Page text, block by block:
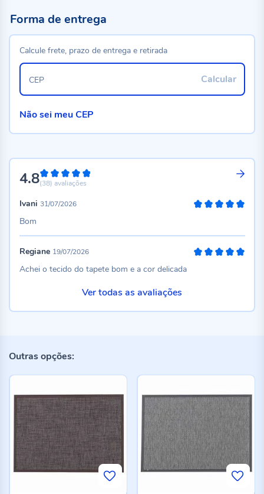
4.896%
(38) avaliações
Ivani 31/07/2026
Bom
Regiane 19/07/2026
Achei o tecido do tapete bom e a cor delicada
Ver todas as avaliações
Forma de entrega
Calcule frete, prazo de entrega e retirada
Calcular
CEP
Não sei meu CEP
Outras opções: